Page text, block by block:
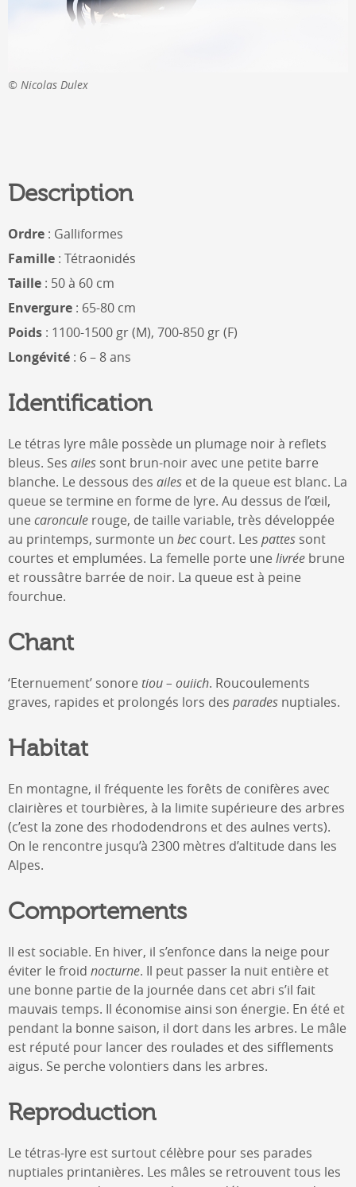
Nicolas Dulex
Description
Ordre : Galliformes
Famille : Tétraonidés
Taille : 50 à 60 cm
Envergure : 65-80 cm
Poids : 1100-1500 gr (M), 700-850 gr (F)
Longévité : 6 – 8 ans
Identification
Le tétras lyre mâle possède un plumage noir à reflets
bleus. Ses ailes sont brun-noir avec une petite barre
blanche. Le dessous des ailes et de la queue est blanc. La
queue se termine en forme de lyre. Au dessus de l’œil,
une caroncule rouge, de taille variable, très développée
au printemps, surmonte un beccourt. Les pattes sont
courtes et emplumées. La femelle porte une livrée brune
et roussâtre barrée de noir. La queue est à peine
fourchue.
Chant
‘Eternuement’ sonore tiou – ouiich. Roucoulements
graves, rapides et prolongés lors des parades nuptiales.
Habitat
En montagne, il fréquente les forêts de conifères avec
clairières et tourbières, à la limite supérieure des arbres
(c’est la zone des rhododendrons et des aulnes verts).
On le rencontre jusqu’à 2300 mètres d’altitude dans les
Alpes.
Comportements
Il est sociable. En hiver, il s’enfonce dans la neige pour
éviter le froid nocturne. Il peut passer la nuit entière et
une bonne partie de la journée dans cet abri s’il fait
mauvais temps. Il économise ainsi son énergie. En été et
pendant la bonne saison, il dort dans les arbres. Le mâle
est réputé pour lancer des roulades et des sifflements
aigus. Se perche volontiers dans les arbres.
Reproduction
Le tétras-lyre est surtout célèbre pour ses parades
nuptiales printanières. Les mâles se retrouvent tous les